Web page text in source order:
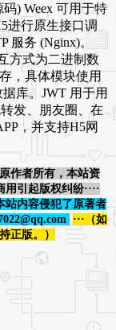
) Weex 可用于特
进行原生接口调
服务 (Nginx)。
方式为二进制数
，具体模块使用
库。JWT 用于用
发、朋友圈、在
，并支持H5网
作者所有，本站资
用引起版权纠纷····
站内容侵犯了原著者
···（如
正版。）